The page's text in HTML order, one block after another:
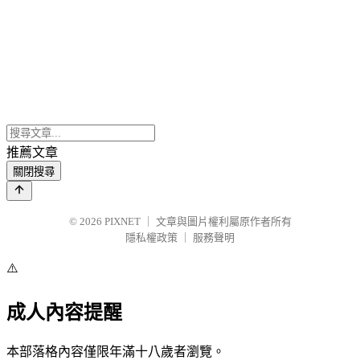
推薦文章
關閉搜尋
© 2026 PIXNET
文章與圖片權利屬原作者所有
隱私權政策
服務聲明
⚠️
成人內容提醒
本部落格內容僅限年滿十八歲者瀏覽。